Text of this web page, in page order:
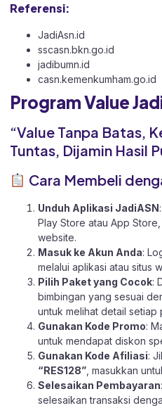
Referensi:
JadiAsn.id
sscasn.bkn.go.id
jadibumn.id
casn.kemenkumham.go.id
Program Value
“Value Tanpa Batas,
Tuntas, Dijamin Hasil
Cara Membeli
Unduh Aplikasi JadiASN
Play Store atau App Store
website.
Masuk ke Akun Anda:
melalui aplikasi atau situs
Pilih Paket yang Cocok:
bimbingan yang sesuai
untuk melihat detail setiap
Gunakan Kode Promo:
untuk mendapat diskon
Gunakan Kode Afiliasi:
“RES128” , masukkan
Selesaikan Pembayaran
selesaikan transaksi